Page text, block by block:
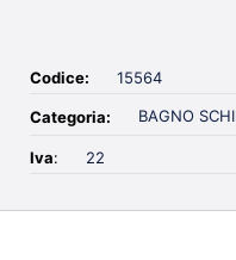
Codice: 15564
Categoria: BAGNO
Iva: 22